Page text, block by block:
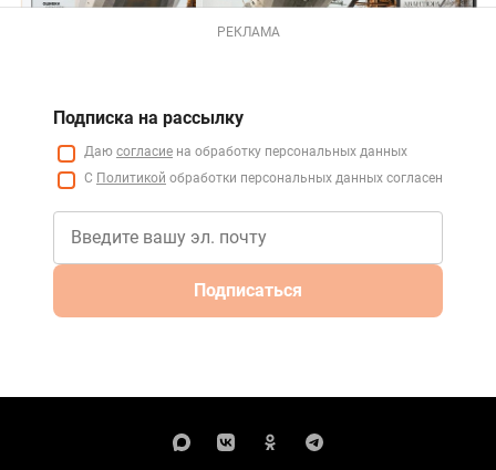
РЕКЛАМА
Подписка на рассылку
Даю согласие на обработку персональных данных
С Политикой обработки персональных данных согласен
Подписаться